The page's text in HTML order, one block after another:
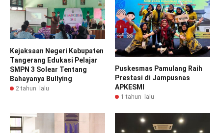
Kejaksaan Negeri Kabupaten
Tangerang Edukasi Pelajar
SMPN 3 Solear Tentang
Bahayanya Bullying
2 tahun lalu
Puskesmas Pamulang Raih
Prestasi di Jampusnas
APKESMI
1 tahun lalu